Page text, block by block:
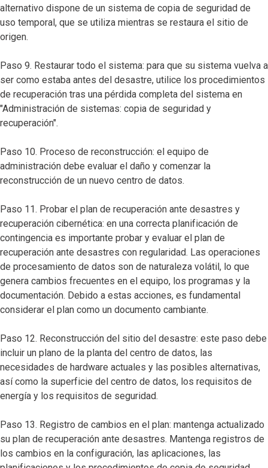
alternativo dispone de un sistema de copia de seguridad de
uso temporal, que se utiliza mientras se restaura el sitio de
origen.
Paso 9. Restaurar todo el sistema: para que su sistema vuelva a
ser como estaba antes del desastre, utilice los procedimientos
de recuperación tras una pérdida completa del sistema en
"Administración de sistemas: copia de seguridad y
recuperación".
Paso 10. Proceso de reconstrucción: el equipo de
administración debe evaluar el daño y comenzar la
reconstrucción de un nuevo centro de datos.
Paso 11. Probar el plan de recuperación ante desastres y
recuperación cibernética: en una correcta planificación de
contingencia es importante probar y evaluar el plan de
recuperación ante desastres con regularidad. Las operaciones
de procesamiento de datos son de naturaleza volátil, lo que
genera cambios frecuentes en el equipo, los programas y la
documentación. Debido a estas acciones, es fundamental
considerar el plan como un documento cambiante.
Paso 12. Reconstrucción del sitio del desastre: este paso debe
incluir un plano de la planta del centro de datos, las
necesidades de hardware actuales y las posibles alternativas,
así como la superficie del centro de datos, los requisitos de
energía y los requisitos de seguridad.
Paso 13. Registro de cambios en el plan: mantenga actualizado
su plan de recuperación ante desastres. Mantenga registros de
los cambios en la configuración, las aplicaciones, las